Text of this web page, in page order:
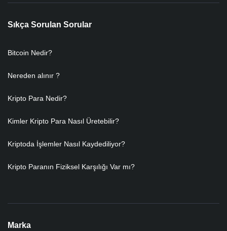
Sıkça Sorulan Sorular
Bitcoin Nedir?
Nereden alınır ?
Kripto Para Nedir?
Kimler Kripto Para Nasıl Üretebilir?
Kriptoda İşlemler Nasıl Kaydediliyor?
Kripto Paranın Fiziksel Karşılığı Var mı?
Marka